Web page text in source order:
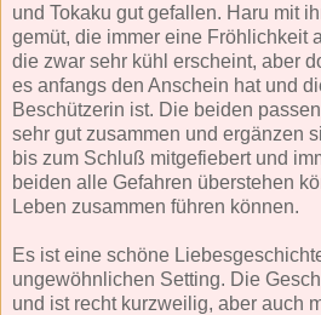
und Tokaku gut gefallen. Haru mit
gemüt, die immer eine Fröhlichkeit
die zwar sehr kühl erscheint, aber
es anfangs den Anschein hat und
Beschützerin ist. Die beiden
sehr gut zusammen und ergänzen
bis zum Schluß mitgefiebert und
beiden alle Gefahren überstehen
Leben zusammen führen können.
Es ist eine schöne
ungewöhnlichen Setting. Die
und ist recht kurzweilig, aber auch